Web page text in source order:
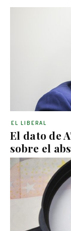
El dato de
sobre el
EL LIBERAL